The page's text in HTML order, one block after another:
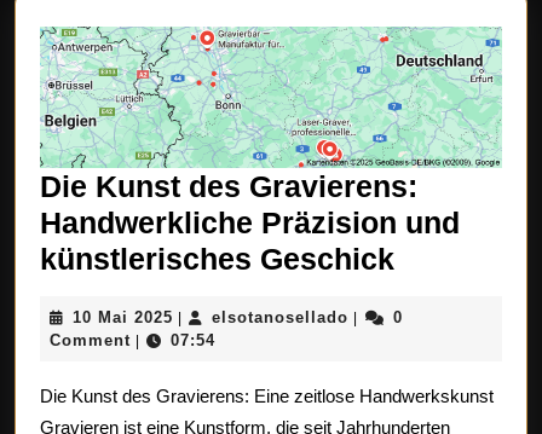
Die Kunst des Gravierens:
Handwerkliche Präzision und
künstlerisches GeschickDie
des
10 Mai 2025 10
Mai
| elsotanosellado elsotanosellado
|
0
Comment | 07:54
Die Kunst des Gravierens: Eine zeitlose Handwerkskunst
Gravieren ist eine Kunstform, die seit Jahrhunderten